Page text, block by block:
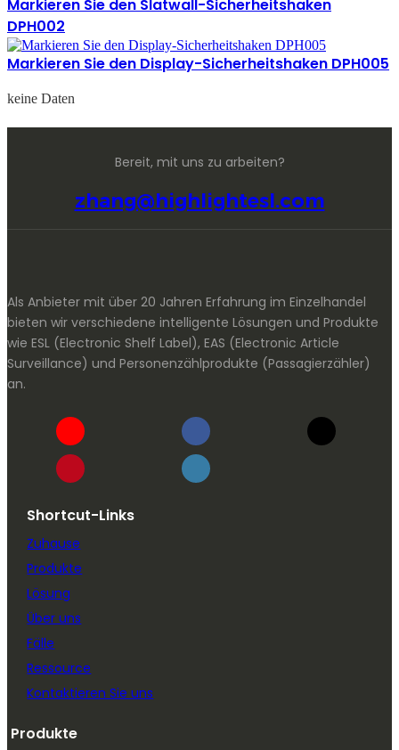
Markieren Sie den Slatwall-Sicherheitshaken
DPH002
Markieren Sie den Display-Sicherheitshaken DPH005
keine Daten
Bereit, mit uns zu arbeiten?
zhang@highlightesl.com
Als Anbieter mit über 20 Jahren Erfahrung im Einzelhandel
bieten wir verschiedene intelligente Lösungen und Produkte
wie ESL (Electronic Shelf Label), EAS (Electronic Article
Surveillance) und Personenzählprodukte (Passagierzähler)
an.
Shortcut-Links
Zuhause
Produkte
Lösung
Über uns
Fälle
Ressource
Kontaktieren Sie uns
Produkte